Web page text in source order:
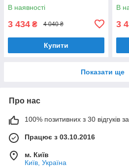
В наявності
3 434 ₴ 4 040 ₴
Купити
В
3
Показати ще
Про нас
100% позитивних з 30 відгуків за
Працює з 03.10.2016
м. Київ
Київ, Україна